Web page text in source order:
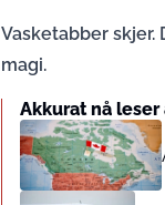
Vasketabber
magi.
Akkurat nå leser